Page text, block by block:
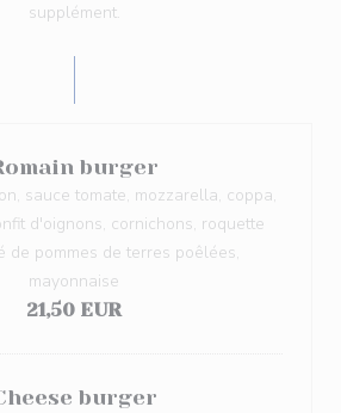
supplément.
burger
sauce tomate, mozzarella, coppa,
d'oignons, cornichons, roquette
de pommes de terres poêlées,
mayonnaise
21,50 EUR
burger